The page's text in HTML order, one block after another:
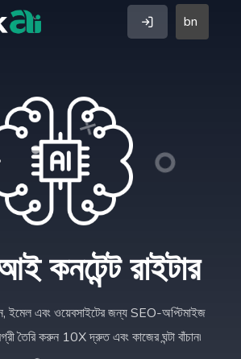
bn
কনটেন্ট রাইটার
ইমেল এবং ওয়েবসাইটের জন্য SEO-অপ্টিমাইজ
তৈরি করুন 10X দ্রুত এবং কাজের ঘন্টা বাঁচান৷